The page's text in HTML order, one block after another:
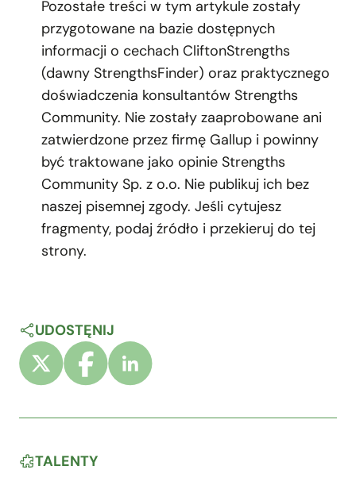
UDOSTĘNIJ
TALENTY
Pozostałe treści w tym artykule zostały
przygotowane na bazie dostępnych
informacji o cechach CliftonStrengths
(dawny StrengthsFinder) oraz praktycznego
doświadczenia konsultantów Strengths
Community. Nie zostały zaaprobowane ani
zatwierdzone przez firmę Gallup i powinny
być traktowane jako opinie Strengths
Community Sp. z o.o. Nie publikuj ich bez
naszej pisemnej zgody. Jeśli cytujesz
fragmenty, podaj źródło i przekieruj do tej
strony.